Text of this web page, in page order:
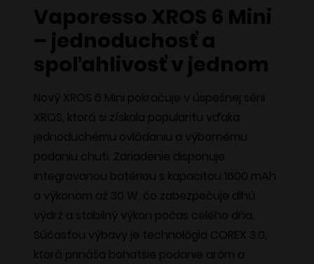
Vaporesso XROS 6 Mini
– jednoduchosť a
spoľahlivosť v jednom
Nový XROS 6 Mini pokračuje v úspešnej sérii
XROS, ktorá si získala popularitu vďaka
jednoduchému ovládaniu a výbornému
podaniu chuti. Zariadenie disponuje
integrovanou batériou s kapacitou 1600 mAh
a výkonom až 30 W, čo zabezpečuje dlhú
výdrž a stabilný výkon počas celého dňa.
Súčasťou výbavy je technológia COREX 3.0,
ktorá prináša bohatšie podanie aróm a